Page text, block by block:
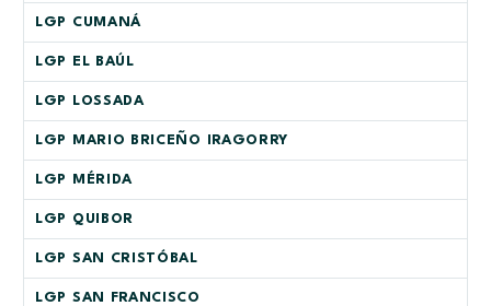
LGP CUMANÁ
LGP EL BAÚL
LGP LOSSADA
LGP MARIO BRICEÑO IRAGORRY
LGP MÉRIDA
LGP QUIBOR
LGP SAN CRISTÓBAL
LGP SAN FRANCISCO